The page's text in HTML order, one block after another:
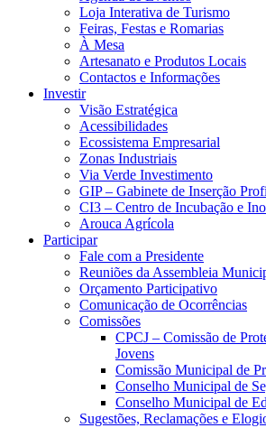
Loja Interativa de Turismo
Feiras, Festas e Romarias
À Mesa
Artesanato e Produtos Locais
Contactos e Informações
Investir
Visão Estratégica
Acessibilidades
Ecossistema Empresarial
Zonas Industriais
Via Verde Investimento
GIP – Gabinete de Inserção
CI3 – Centro de Incubação e
Arouca Agrícola
Participar
Fale com a Presidente
Reuniões da Assembleia
Orçamento Participativo
Comunicação de Ocorrências
Comissões
CPCJ – Comissão de
Jovens
Comissão Municipal de
Conselho Municipal de
Conselho Municipal de
Sugestões, Reclamações e